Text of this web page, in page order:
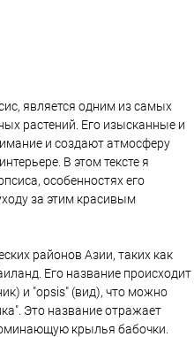
является одним из самых
растений. Его изысканные и
и создают атмосферу
В этом тексте я
особенностях его
за этим красивым
районов Азии, таких как
Его название происходит
и "opsis" (вид), что можно
Это название отражает
крылья бабочки.